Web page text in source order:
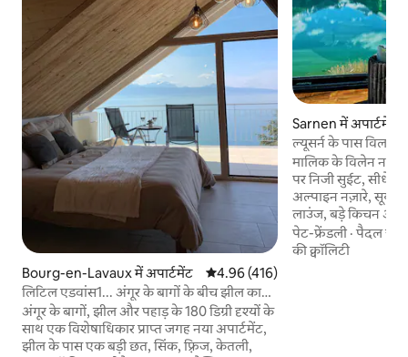
Bourg-en-Lavaux में अपार्टमेंट औसत रेटिंग 5 में से 4.96, 416 समीक्षाएँ
4.96 (416)
लिटिल एडवांस1... अंगूर के बागों के बीच झील का
सामना करते हुए।
अंगूर के बागों, झील और पहाड़ के 180 डिग्री दृश्यों के
साथ एक विशेषाधिकार प्राप्त जगह नया अपार्टमेंट,
झील के पास एक बड़ी छत, सिंक, फ़्रिज, केतली,
Sarnen में अपार्टमेंट
ल्यूसर्न के पास विला
रिट्रीट
मालिक के विलेन
पर निजी सुईट, सीधे
अल्पाइन नज़ारे,
लाउंज, बड़े किचन और
साथ बड़ा बेडरूम।
नीचे बाथरूम के साथ
पेट-फ्रेंडली ·पैदल
की क्वॉलिटी